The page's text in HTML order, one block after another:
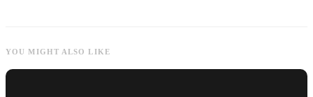
YOU MIGHT ALSO LIKE